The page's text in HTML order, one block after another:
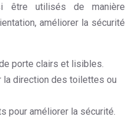
être utilisés de manière
améliorer la sécurité
porte clairs et lisibles.
la direction des toilettes ou
pour améliorer la sécurité.